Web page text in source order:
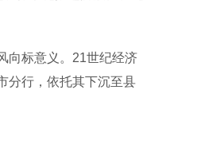
向标意义。21世纪经济
分行，依托其下沉至县